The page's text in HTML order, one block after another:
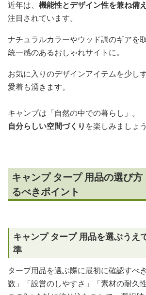
近年は、 機能性とデザイン性を兼ね備
注目されています。
ナチュラルカラーやウッド調のギアを
統一感のあるおしゃれサイトに。
お気に入りのデザインアイテムを少し
愛着も湧きます。
キャンプは「自然の中での暮らし」。
自分らしい空間づくり を楽しみましょう
キャンプ タープ 用品の選び方
るべきポイント
キャンプ タープ 用品を選ぶうえ
準
タープ用品を選ぶ際に最初に確認すべ
数」「設営のしやすさ」「素材の耐久